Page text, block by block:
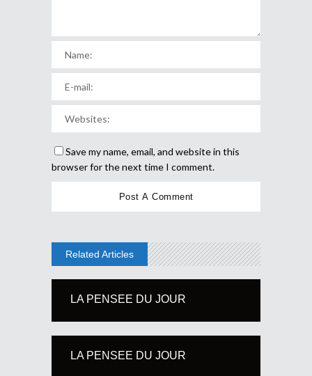
Save my name, email, and website in this
browser for the next time I comment.
Related Articles
LA PENSEE DU JOUR
LA PENSEE DU JOUR